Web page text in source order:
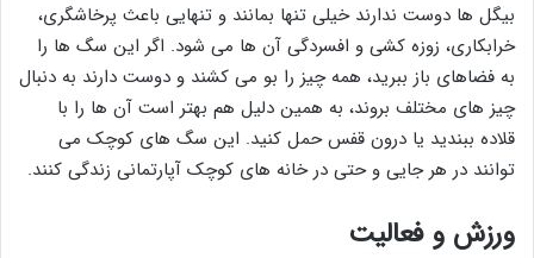
بیگل ها دوست ندارند خیلی تنها بمانند و تنهایی باعث پرخاشگری،
خرابکاری، زوزه کشی و افسردگی آن ها می شود. اگر این سگ ها را
به فضاهای باز ببرید، همه چیز را بو می کشند و دوست دارند به دنبال
چیز های مختلف بروند، به همین دلیل هم بهتر است آن ها را با
قلاده ببندید یا درون قفس حمل کنید. این سگ های کوچک می
توانند در هر جایی و حتی در خانه های کوچک آپارتمانی زندگی کنند.
ورزش و فعالیت